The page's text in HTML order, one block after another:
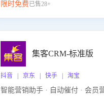
限时免费已售28+
集客CRM-标准版
抖音 | 京东 | 快手 | 淘宝
智能营销助手 · 自动催付 · 会员